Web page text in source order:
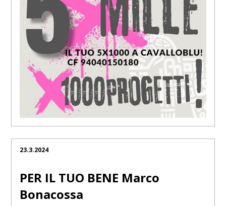
23.3.2024
PER IL TUO BENE Marco
Bonacossa